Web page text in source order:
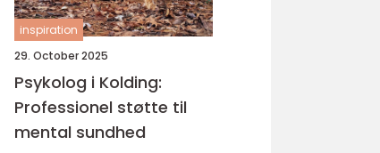
inspiration
29. October 2025
Psykolog i Kolding:
Professionel støtte til
mental sundhed